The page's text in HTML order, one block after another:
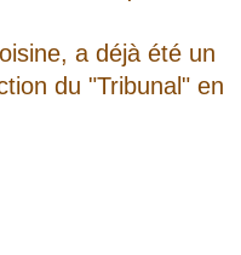
a déjà été un
du "Tribunal" en